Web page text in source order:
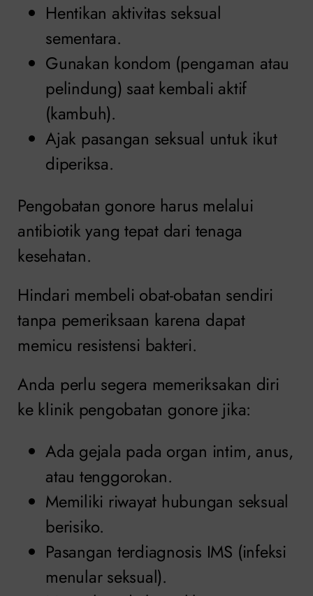
Hentikan aktivitas seksual
sementara.
Gunakan kondom (pengaman atau
pelindung) saat kembali aktif
(kambuh).
Ajak pasangan seksual untuk ikut
diperiksa.
Pengobatan gonore harus melalui
antibiotik yang tepat dari tenaga
kesehatan.
Hindari membeli obat-obatan sendiri
tanpa pemeriksaan karena dapat
memicu resistensi bakteri.
Anda perlu segera memeriksakan diri
ke klinik pengobatan gonore jika:
Ada gejala pada organ intim, anus,
atau tenggorokan.
Memiliki riwayat hubungan seksual
berisiko.
Pasangan terdiagnosis IMS (infeksi
menular seksual).